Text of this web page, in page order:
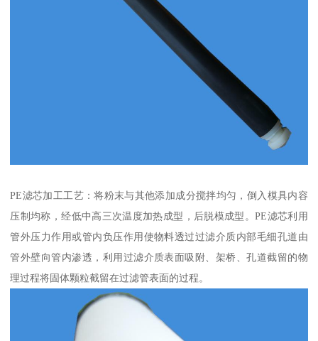
PE滤芯加工工艺：将粉末与其他添加成分搅拌均匀，倒入模具内容
压制均称，经低中高三次温度加热成型，后脱模成型。PE滤芯利用
管外压力作用或管内负压作用使物料透过过滤介质内部毛细孔道由
管外壁向管内渗透，利用过滤介质表面吸附、架桥、孔道截留的物
理过程将固体颗粒截留在过滤管表面的过程。